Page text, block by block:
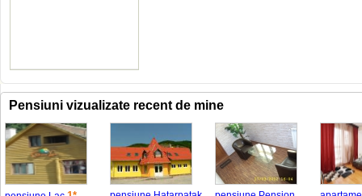
Pensiuni vizualizate recent de mine